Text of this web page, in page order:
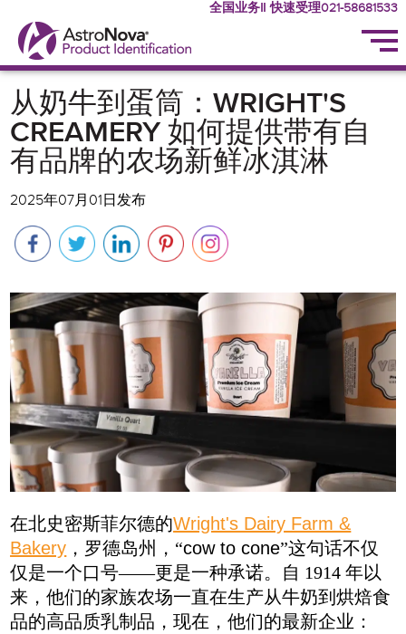
全国业务‖ 快速受理021-58681533
从奶牛到蛋筒：WRIGHT'S
CREAMERY 如何提供带有自
有品牌的农场新鲜冰淇淋
2025年07月01日发布
在北史密斯菲尔德的Wright's Dairy Farm &
Bakery ，罗德岛州，“cow to cone”这句话不仅
仅是一个口号——更是一种承诺。自 1914 年以
来，他们的家族农场一直在生产从牛奶到烘焙食
品的高品质乳制品，现在，他们的最新企业：